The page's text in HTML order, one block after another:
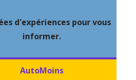
d'expériences pour vous
informer.
AutoMoins